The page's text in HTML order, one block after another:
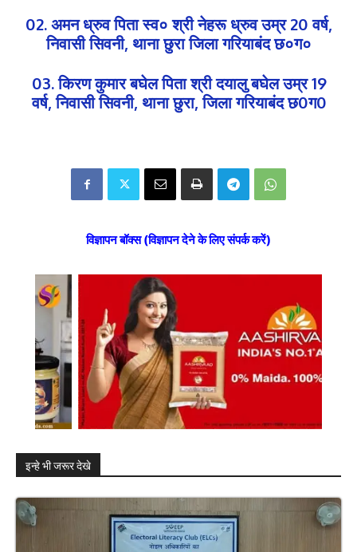
02. अमन ध्रुव पिता स्व० श्री नेहरू ध्रुव उम्र 20 वर्ष,
निवासी सिवनी, थाना छुरा जिला गरियाबंद छ०ग०
03. किरण कुमार बघेल पिता श्री दयालु बघेल उम्र 19
वर्ष, निवासी सिवनी, थाना छुरा, जिला गरियाबंद छ0ग0
विज्ञापन बॉक्स (विज्ञापन देने के लिए संपर्क करें)
इन्हे भी जरूर देखे